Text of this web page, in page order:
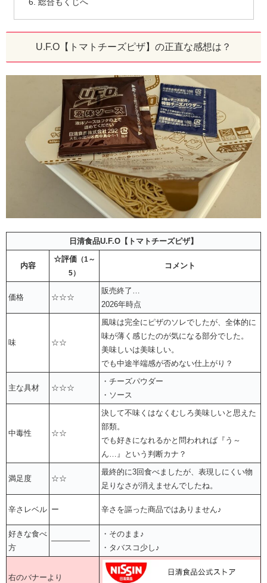
U.F.O【トマトチーズピザ】の正直な感想は？
日清食品U.F.O【トマトチーズピザ】
内容
☆評価（1～
5）
コメント
価格 ☆☆☆
販売終了…
2026年時点
味 ☆☆
風味は完全にピザのソレでしたが、全体的に
味が薄く感じたのが気になる部分でした。
美味しいは美味しい。
でも中途半端感が否めない仕上がり？
主な具材 ☆☆☆
・チーズパウダー
・ソース
中毒性 ☆☆
決して不味くはなくむしろ美味しいと思えた
部類。
でも好きになれるかと問われれば『う～
ん…』という判断カナ？
満足度 ☆☆
最終的に3回食べましたが、表現しにくい物
足りなさが消えませんでしたね。
辛さレベル ー 辛さを謳った商品ではありません♪
好きな食べ
方
―――――
・そのまま♪
・タバスコ少し♪
右のバナーより